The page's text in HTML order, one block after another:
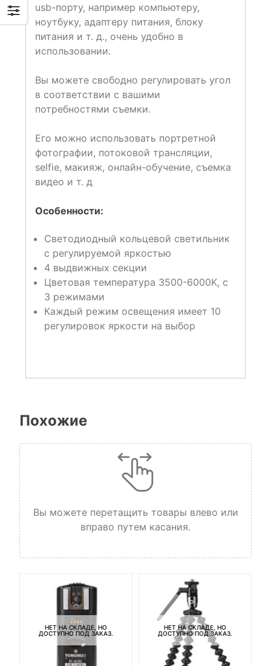
usb-порту, например компьютеру,
ноутбуку, адаптеру питания, блоку
питания и т. д., очень удобно в
использовании.
Вы можете свободно регулировать угол
в соответствии с вашими
потребностями съемки.
Его можно использовать портретной
фотографии, потоковой трансляции,
selfie, макияж, онлайн-обучение, съемка
видео и т. д
Особенности:
Светодиодный кольцевой светильник
с регулируемой яркостью
4 выдвижных секции
Цветовая температура 3500-6000K, с
3 режимами
Каждый режим освещения имеет 10
регулировок яркости на выбор
Похожие
Вы можете перетащить товары влево или
вправо путем касания.
НЕТ НА СКЛАДЕ, НО
ДОСТУПНО ПОД ЗАКАЗ.
НЕТ НА СКЛАДЕ, НО
ДОСТУПНО ПОД ЗАКАЗ.